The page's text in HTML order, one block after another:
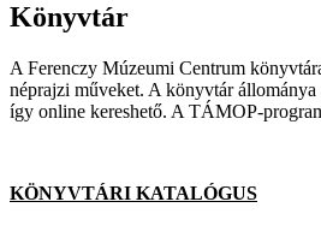
Könyvtár
A Ferenczy Múzeumi Centrum
néprajzi műveket. A könyvtár
így online kereshető. A TÁMOP-
KÖNYVTÁRI KATALÓGUS